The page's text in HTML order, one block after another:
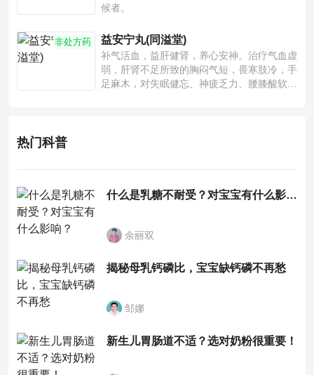
候者。
非处方药 益安宁丸(同溢堂)
补气活血，益肝健肾，养心安神。治疗气血虚
弱，肝肾不足所致的胸闷气短，畏寒肢冷，手
足麻木，对失眠健忘、神疲乏力、腰膝酸软也
热门科普
什么是乳糖不耐受？对宝宝有什么影响？
余丽双
揭秘母乳钙磷比，宝宝缺钙磷不再愁
邹娜
新生儿胃肠道不适？选对奶粉很重要！